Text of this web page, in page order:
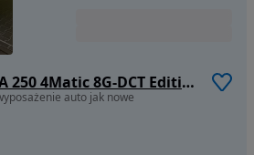
Mercedes-Benz GLA 250 4Matic 8G-DCT Edition 2021
auto jak nowe